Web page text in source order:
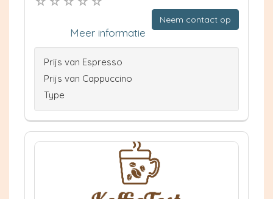
Neem contact op
Meer informatie
Prijs van Espresso
Prijs van Cappuccino
Type